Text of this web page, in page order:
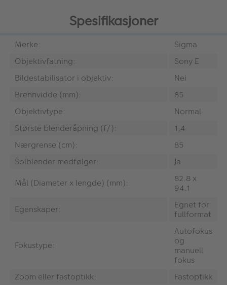
Spesifikasjoner
Merke:
Sigma
Objektivfatning:
Sony E
Bildestabilisator i objektiv:
Nei
Brennvidde (mm):
85
Objektivtype:
Normal
Største blenderåpning (f/):
1,4
Nærgrense (cm):
85
Solblender medfølger:
Ja
Mål (Diameter x lengde) (mm):
82.8 x
94.1
Egenskaper:
Egnet for
fullformat
Fokustype:
Autofokus
og
manuell
fokus
Zoom eller fastoptikk:
Fastoptikk